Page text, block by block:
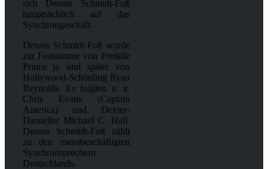
sich Dennis Schmidt-Foß
hauptsächlich auf das
Synchrongeschäft.
Dennis Schmidt-Foß wurde
zur Feststimme von Freddie
Prince jr. und später von
Hollywood-Schönling Ryan
Reynolds. Es folgten u. a.
Chris Evans (Captain
America) und Dexter-
Darsteller Michael C. Hall.
Dennis Schmidt-Foß zählt
zu den meistbeschäftigten
Synchronsprechern
Deutschlands.